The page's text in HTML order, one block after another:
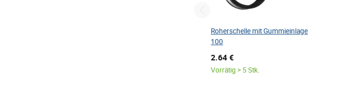
Roherschelle mit Gummieinlage
100
2.64 €
Vorrätig > 5 Stk.